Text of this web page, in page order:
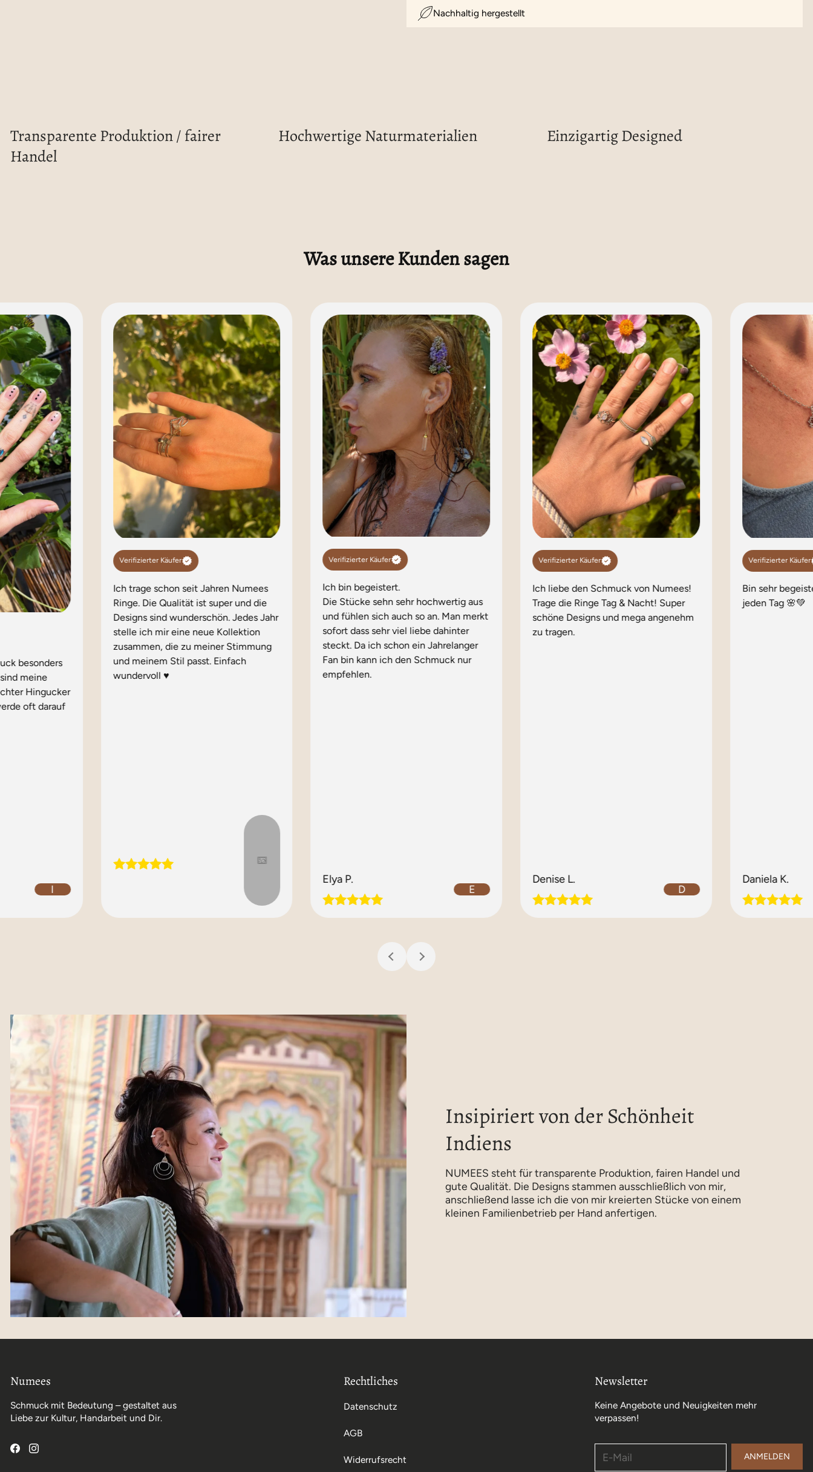
Nachhaltig hergestellt
Transparente Produktion / fairer
Handel
Hochwertige Naturmaterialien Einzigartig Designed
Was unsere Kunden sagen
besonders
meine
Hingucker
oft darauf
I
Verifizierter Käufer
Ich trage schon seit Jahren Numees
Ringe. Die Qualität ist super und die
Designs sind wunderschön. Jedes Jahr
stelle ich mir eine neue Kollektion
zusammen, die zu meiner Stimmung
und meinem Stil passt. Einfach
wundervoll ♥️
Verifizierter Käufer
Ich bin begeistert.
Die Stücke sehn sehr hochwertig aus
und fühlen sich auch so an. Man merkt
sofort dass sehr viel liebe dahinter
steckt. Da ich schon ein Jahrelanger
Fan bin kann ich den Schmuck nur
empfehlen.
Elya P.
E
Verifizierter Käufer
Ich liebe den Schmuck von Numees!
Trage die Ringe Tag & Nacht! Super
schöne Designs und mega angenehm
zu tragen.
Denise L.
D
Verifizierter Käufer
Bin sehr
jeden Tag 🌸💚
Daniela K.
Insipiriert von der Schönheit
Indiens
NUMEES steht für transparente Produktion, fairen Handel und
gute Qualität. Die Designs stammen ausschließlich von mir,
anschließend lasse ich die von mir kreierten Stücke von einem
kleinen Familienbetrieb per Hand anfertigen.
Numees
Schmuck mit Bedeutung – gestaltet aus
Liebe zur Kultur, Handarbeit und Dir.
Rechtliches
Datenschutz
AGB
Widerrufsrecht
Newsletter
Keine Angebote und Neuigkeiten mehr
verpassen!
ANMELDEN